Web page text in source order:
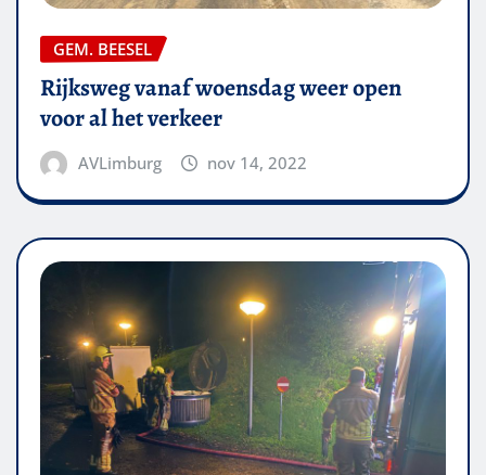
GEM. BEESEL
Rijksweg vanaf woensdag weer open
voor al het verkeer
AVLimburg nov 14, 2022